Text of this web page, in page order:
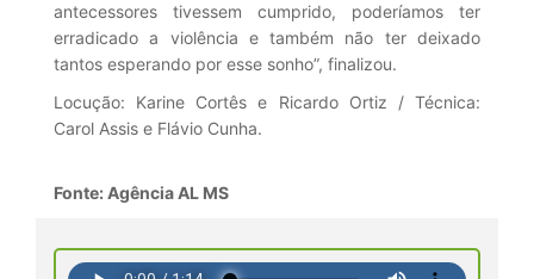
antecessores tivessem cumprido, poderíamos ter
erradicado a violência e também não ter deixado
tantos esperando por esse sonho”, finalizou.
Locução: Karine Cortês e Ricardo Ortiz / Técnica:
Carol Assis e Flávio Cunha.
Fonte: Agência AL MS